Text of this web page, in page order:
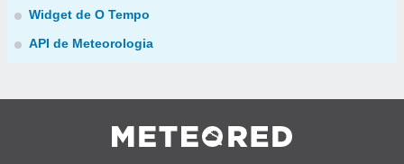
Widget de O Tempo
API de Meteorologia